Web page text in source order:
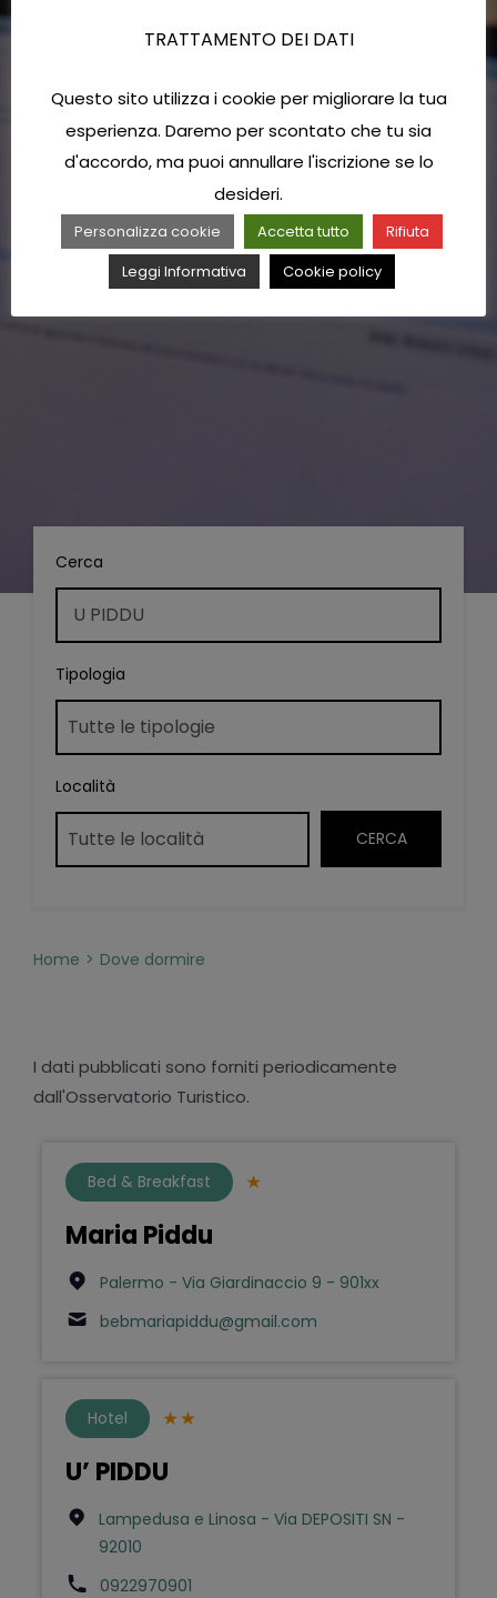
Cerca
Tipologia
Località
Home Dove dormire
I dati pubblicati sono forniti periodicamente
dall'Osservatorio Turistico.
Bed & Breakfast
Maria Piddu
Palermo - Via Giardinaccio 9 - 901xx
bebmariapiddu@gmail.com
Hotel
U’ PIDDU
Lampedusa e Linosa - Via DEPOSITI SN -
92010
0922970901
TRATTAMENTO DEI DATI
Questo sito utilizza i cookie per migliorare la tua
esperienza. Daremo per scontato che tu sia
d'accordo, ma puoi annullare l'iscrizione se lo
desideri.
Personalizza cookie Accetta tutto
Rifiuta
Leggi Informativa
Cookie policy